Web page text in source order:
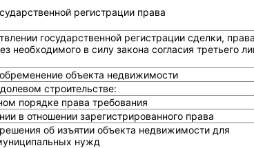
регистрации права
государственной регистрации сделки,
необходимого в силу закона согласия третьего
объекта недвижимости
строительстве:
порядке права требования
в отношении зарегистрированного права
об изъятии объекта недвижимости для
нужд